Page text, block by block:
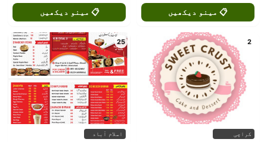
📋 مینو دیکھیں 📋 مینو دیکھیں
2
کراچی
25
اسلام آباد